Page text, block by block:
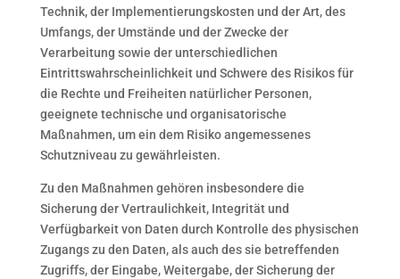
Technik, der Implementierungskosten und der Art, des
Umfangs, der Umstände und der Zwecke der
Verarbeitung sowie der unterschiedlichen
Eintrittswahrscheinlichkeit und Schwere des Risikos für
die Rechte und Freiheiten natürlicher Personen,
geeignete technische und organisatorische
Maßnahmen, um ein dem Risiko angemessenes
Schutzniveau zu gewährleisten.
Zu den Maßnahmen gehören insbesondere die
Sicherung der Vertraulichkeit, Integrität und
Verfügbarkeit von Daten durch Kontrolle des physischen
Zugangs zu den Daten, als auch des sie betreffenden
Zugriffs, der Eingabe, Weitergabe, der Sicherung der